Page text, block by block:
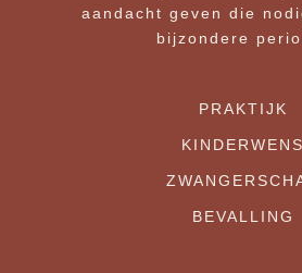
aandacht geven die
bijzondere
PRAKTIJK
KINDERWENS
BEVALLING